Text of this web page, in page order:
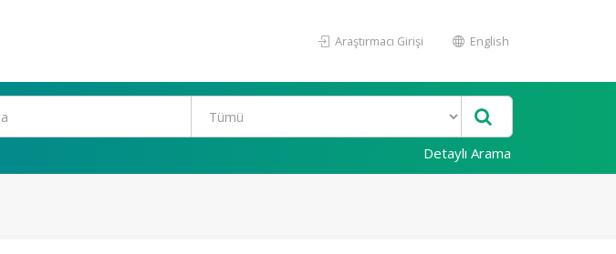
Araştırmacı Girişi English
Detaylı Arama